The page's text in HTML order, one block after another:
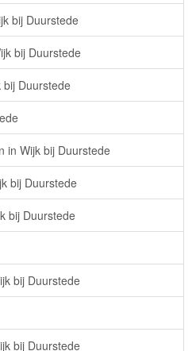
bij Duurstede
bij Duurstede
bij Duurstede
in Wijk bij Duurstede
bij Duurstede
bij Duurstede
bij Duurstede
bij Duurstede